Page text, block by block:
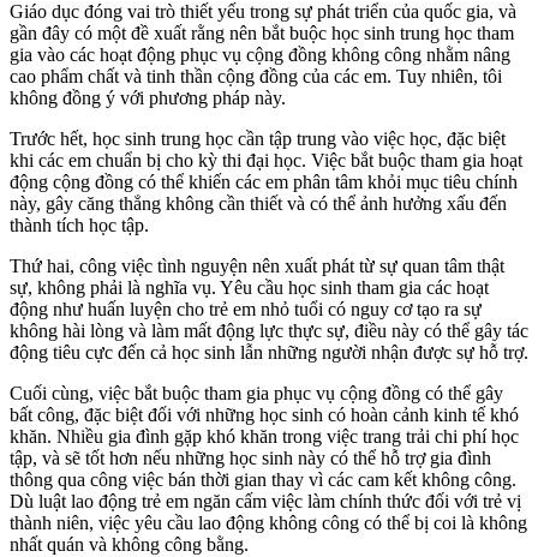
Giáo dục đóng vai trò thiết yếu trong sự phát triển của quốc gia, và
gần đây có một đề xuất rằng nên bắt buộc học sinh trung học tham
gia vào các hoạt động phục vụ cộng đồng không công nhằm nâng
cao phẩm chất và tinh thần cộng đồng của các em. Tuy nhiên, tôi
không đồng ý với phương pháp này.
Trước hết, học sinh trung học cần tập trung vào việc học, đặc biệt
khi các em chuẩn bị cho kỳ thi đại học. Việc bắt buộc tham gia hoạt
động cộng đồng có thể khiến các em phân tâm khỏi mục tiêu chính
này, gây căng thẳng không cần thiết và có thể ảnh hưởng xấu đến
thành tích học tập.
Thứ hai, công việc tình nguyện nên xuất phát từ sự quan tâm thật
sự, không phải là nghĩa vụ. Yêu cầu học sinh tham gia các hoạt
động như huấn luyện cho trẻ em nhỏ tuổi có nguy cơ tạo ra sự
không hài lòng và làm mất động lực thực sự, điều này có thể gây tác
động tiêu cực đến cả học sinh lẫn những người nhận được sự hỗ trợ.
Cuối cùng, việc bắt buộc tham gia phục vụ cộng đồng có thể gây
bất công, đặc biệt đối với những học sinh có hoàn cảnh kinh tế khó
khăn. Nhiều gia đình gặp khó khăn trong việc trang trải chi phí học
tập, và sẽ tốt hơn nếu những học sinh này có thể hỗ trợ gia đình
thông qua công việc bán thời gian thay vì các cam kết không công.
Dù luật lao động trẻ em ngăn cấm việc làm chính thức đối với trẻ vị
thành niên, việc yêu cầu lao động không công có thể bị coi là không
nhất quán và không công bằng.